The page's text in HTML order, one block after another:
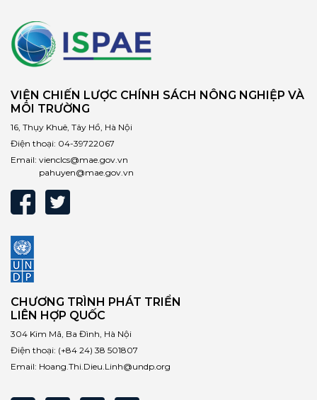
VIỆN CHIẾN LƯỢC CHÍNH SÁCH NÔNG NGHIỆP VÀ
MÔI TRƯỜNG
16, Thụy Khuê, Tây Hồ, Hà Nội
Điện thoại: 04-39722067
Email: vienclcs@mae.gov.vn
pahuyen@mae.gov.vn
CHƯƠNG TRÌNH PHÁT TRIỂN
LIÊN HỢP QUỐC
304 Kim Mã, Ba Đình, Hà Nội
Điện thoại: (+84 24) 38 501807
Email: Hoang.Thi.Dieu.Linh@undp.org